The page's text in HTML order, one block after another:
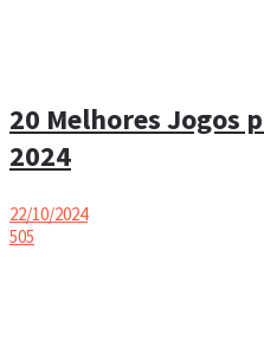
20 Melhores Jogos
2024
22/10/2024
505